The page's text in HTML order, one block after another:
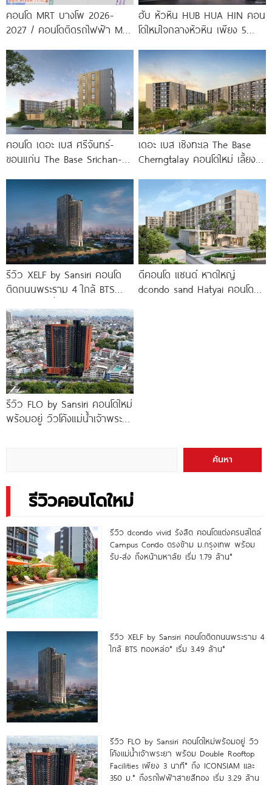
คอนโด MRT บางโพ 2026-
2027 / คอนโดติดรถไฟฟ้า MRT
ฮับ หัวหิน HUB HUA HIN คอน
โดใหม่ใจกลางหัวหิน เพียง 5
คอนโด เดอะ เบส ศรีจันทร์-
ขอนแก่น The Base Srichan-
ขอนแก่น
เดอะ เบส เชิงทะเล The Base
Cherngtalay คอนโดใหม่ เลี้ยง
รีวิว XELF by Sansiri คอนโด
ติดถนนพระราม 4 ใกล้ BTS
ดีคอนโด แซนด์ หาดใหญ่
dcondo sand Hatyai คอนโด
รีวิว FLO by Sansiri คอนโดใหม่
พร้อมอยู่ วิวโค้งแม่น้ำเจ้าพระยา
ค้นหา
รีวิวคอนโดใหม่
รีวิว dcondo vivid รังสิต คอนโดแต่งครบสไตล์
Campus Condo ตรงข้าม ม.กรุงเทพ พร้อม
รับ-ส่ง ถึงหน้ามหาลัย เริ่ม 1.79 ล้าน*
รีวิว XELF by Sansiri คอนโดติดถนนพระราม 4
ใกล้ BTS ทองหล่อ* เริ่ม 3.49 ล้าน*
รีวิว FLO by Sansiri คอนโดใหม่พร้อมอยู่ วิว
โค้งแม่น้ำเจ้าพระยา พร้อม Double Rooftop
Facilities เพียง 3 นาที* ถึง ICONSIAM และ
350 ม.* ถึงรถไฟฟ้าสายสีทอง เริ่ม 3.29 ล้าน